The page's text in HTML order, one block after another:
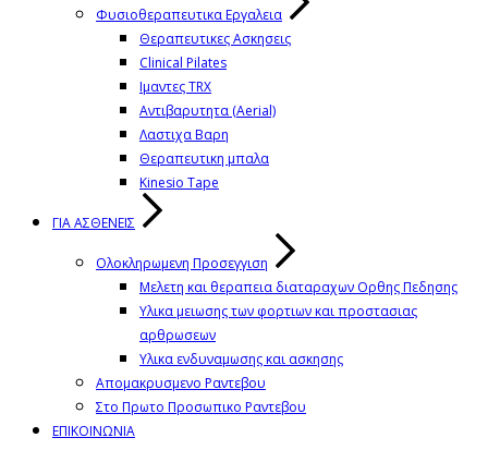
Φυσιοθεραπευτικα Εργαλεια
Θεραπευτικες Ασκησεις
Clinical Pilates
Ιμαντες TRX
Αντιβαρυτητα (Aerial)
Λαστιχα Βαρη
Θεραπευτικη μπαλα
Kinesio Tape
ΓΙΑ ΑΣΘΕΝΕΙΣ
Ολοκληρωμενη Προσεγγιση
Μελετη και θεραπεια διαταραχων Ορθης Πεδησης
Υλικα μειωσης των φορτιων και προστασιας
αρθρωσεων
Υλικα ενδυναμωσης και ασκησης
Απομακρυσμενο Ραντεβου
Στο Πρωτο Προσωπικο Ραντεβου
ΕΠΙΚΟΙΝΩΝΙΑ